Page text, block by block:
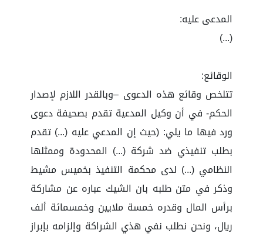
المدعى عليه:
(...)
الوقائع:
تتلخص وقائع هذه الدعوى –وبالقدر اللازم لإصدار
الحكم- في أن وكيل المدعية تقدم بصحيفة دعوى
ورد فيها ما يلي: (حيث إن المدعي عليه (...) تقدم
بطلب تنفيذي ضد شركة (...) المحدودة وممثلها
النظامي (...) لدى محكمة التنفيذ بخميس مشيط
وذكر في متن طلبه بان الشيك عباره عن مشاركة
برأس المال وقدره خمسة ملايين وخمسمائة ألف
ريال، ونحن نطلب نفي هذي الشراكة وإلزامه بإبراز